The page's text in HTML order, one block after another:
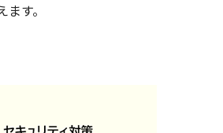
す。